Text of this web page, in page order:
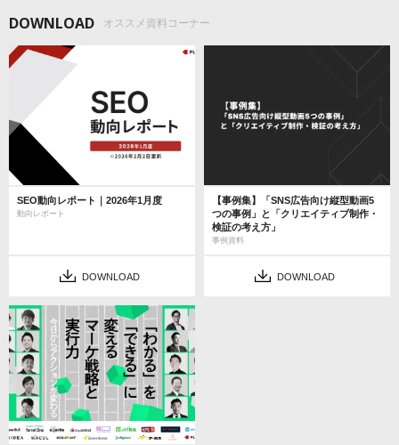
DOWNLOAD オススメ資料コーナー
SEO動向レポート｜2026年1月度
動向レポート
DOWNLOAD
【事例集】「SNS広告向け縦型動画5
つの事例」と「クリエイティブ制作・
検証の考え方」
事例資料
DOWNLOAD